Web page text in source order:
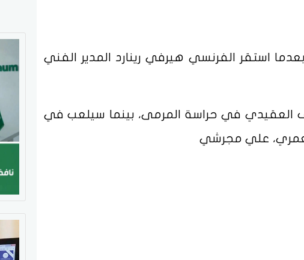
استقر الفرنسي هيرفي رينارد المدير الفني
العقيدي في حراسة المرمى، بينما سيلعب في
علي مجرشي